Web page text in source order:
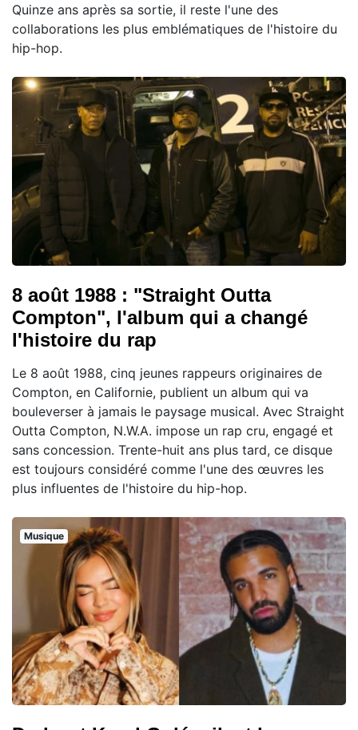
Quinze ans après sa sortie, il reste l'une des
collaborations les plus emblématiques de l'histoire du
hip-hop.
8 août 1988 : "Straight Outta
Compton", l'album qui a changé
l'histoire du rap
Le 8 août 1988, cinq jeunes rappeurs originaires de
Compton, en Californie, publient un album qui va
bouleverser à jamais le paysage musical. Avec Straight
Outta Compton, N.W.A. impose un rap cru, engagé et
sans concession. Trente-huit ans plus tard, ce disque
est toujours considéré comme l'une des œuvres les
plus influentes de l'histoire du hip-hop.
Musique